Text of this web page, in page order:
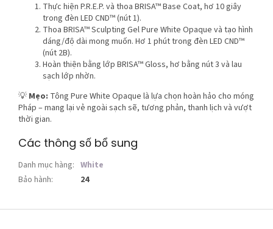
Thực hiện P.R.E.P. và thoa BRISA™ Base Coat, hơ 10 giây
trong đèn LED CND™ (nút 1).
Thoa BRISA™ Sculpting Gel Pure White Opaque và tạo hình
dáng/độ dài mong muốn. Hơ 1 phút trong đèn LED CND™
(nút 2B).
Hoàn thiện bằng lớp BRISA™ Gloss, hơ bằng nút 3 và lau
sạch lớp nhờn.
💡 Mẹo: Tông Pure White Opaque là lựa chọn hoàn hảo cho móng
Pháp – mang lại vẻ ngoài sạch sẽ, tương phản, thanh lịch và vượt
thời gian.
Các thông số bổ sung
Danh mục hàng: White
Bảo hành: 24
C